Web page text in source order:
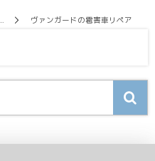
ヴァンガードの雹害車リペア